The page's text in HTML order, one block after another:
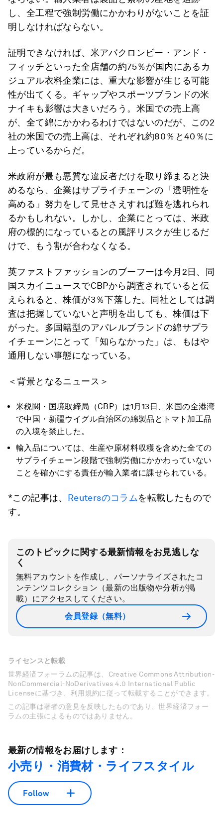
し、全工程で強制労働にかかわりがないことを証
明しなければならない。
証明できなければ、米アバクロンビー・アンド・
フィッチといった全店舗の約75％が国内にあるカ
ジュアル衣料企業には、重大な影響が生じる可能
性が出てくる。ギャップやスポーツブランドの米
ナイキも影響は大きいだろう。米国での売上高
が、全て綿にかかわるわけではないのだが、この2
社の米国での売上高は、それぞれ約80％と40％に
上っているからだ。
米政府が最も悪質な違反者だけを取り締まると決
めるなら、企業はサプライチェーンの「透明性を
高める」努力をして見せさえすれば難を逃れられ
るかもしれない。しかし、企業にとっては、米政
府の標的になっているとの風評リスクが生じるだ
けで、もう割が合わなくなる。
英ファストファッションのブーフーは今月2日、同
国スカイニュースでCBPから調査されていると伝
えられると、株価が3％下落した。同社としては調
査は把握していないと声明を出しても、株価は下
がった。多国籍型のアパレルブランドの綿サプラ
イチェーンにとって「知らなかった」は、もはや
通用しない事態になっている。
＜背景となるニュース＞
米税関・国境取締局（CBP）は1月13日、米国の全港湾
で中国・新疆ウイグル自治区の綿製品とトマト加工品
の入境を禁止した。
輸入品については、生産や原材料収穫を含めた全ての
サプライチェーン段階で強制労働にかかわっていない
ことを確かにする責任が輸入業者に課せられている。
*この記事は、 Reutersのコラムを転載したもので
す。
このトピックに関する最新情報をお見逃しな
く
無料アカウントを作成し、パーソナライズされたコ
ンテンツコレクション（最新の出版物や分析が掲
載）にアクセスしてください。
会員登録（無料）
ライセンスと転載
世界経済フォーラムの記事は、Creative Commons Attribution-
NonCommercial-NoDerivatives 4.0 International Public
Licenseに基づき、利用規約に従って転載することができます。
この記事は著者の意見を反映したものであり、世界経済フォー
ラムの主張によるものではありません。
最新の情報をお届けします：
小売り・消費材・ライフスタイル
Follow